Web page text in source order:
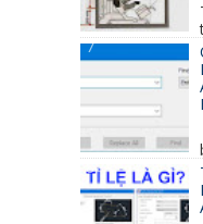
khuyết tật ở
thêm các vấn đề
thay đổi thiết kế
sai mục nào đó...